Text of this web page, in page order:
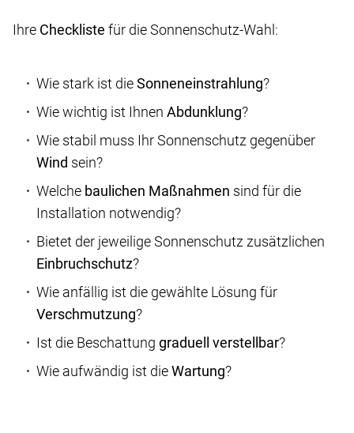
Ihre Checkliste für die Sonnenschutz-Wahl:
Wie stark ist dieSonneneinstrahlung?
Wie wichtig ist Ihnen Abdunklung?
Wie stabil muss Ihr Sonnenschutz gegenüber
Wind sein?
Welche baulichen Maßnahmen sind für die
Installation notwendig?
Bietet der jeweilige Sonnenschutz zusätzlichen
Einbruchschutz?
Wie anfällig ist die gewählte Lösung für
Verschmutzung?
Ist die Beschattung graduell verstellbar?
Wie aufwändig ist dieWartung?